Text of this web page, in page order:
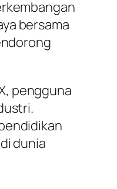
bersama
pengguna
dunia